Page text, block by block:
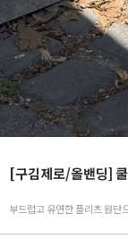
[구김제로/올밴딩]
부드럽고 유연한 플리츠 원단